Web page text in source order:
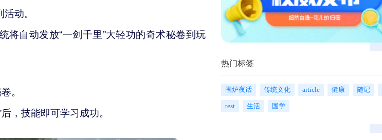
动。
将自动发放“一剑千里”大轻功的奇术秘卷到玩
。
，技能即可学习成功。
热门标签
围炉夜话 传统文化 article 健康 随记
test 生活 国学